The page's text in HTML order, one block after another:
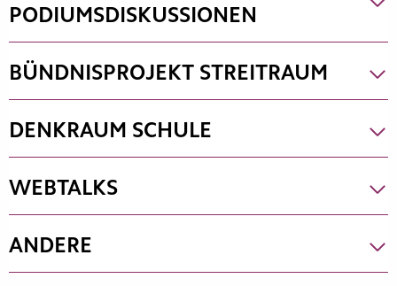
PODIUMSDISKUSSIONEN
BÜNDNISPROJEKT STREITRAUM
DENKRAUM SCHULE
WEBTALKS
ANDERE